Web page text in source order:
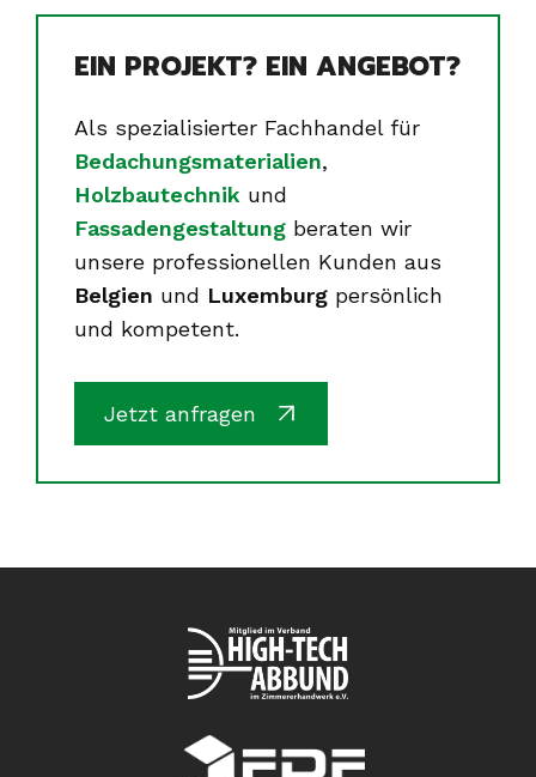
EIN PROJEKT? EIN ANGEBOT?
Als spezialisierter Fachhandel für
Bedachungsmaterialien,
Holzbautechnik und
Fassadengestaltung beraten wir
unsere professionellen Kunden aus
Belgien und Luxemburg persönlich
und kompetent.
Jetzt anfragen